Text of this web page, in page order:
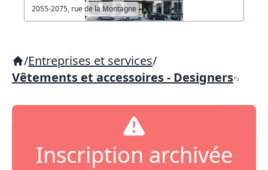
2055-2075, rue de la Montagne
/Entreprises et services/
Vêtements et accessoires - Designers
Inscription archivée